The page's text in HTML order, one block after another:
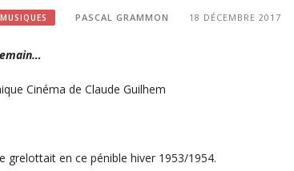
PASCAL GRAMMON 18 DÉCEMBRE 2017
Cinéma de Claude Guilhem
grelottait en ce pénible hiver 1953/1954.